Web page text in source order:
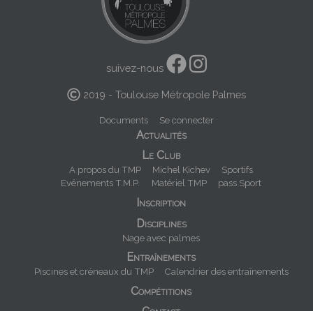
suivez-nous
2019 - Toulouse Métropole Palmes
Documents Se connecter
Actualités
Le Club
A propos du TMP Michel Kichev
Sportifs
Evénements T.M.P.
Matériel TMP pass Sport
Inscription
Disciplines
Nage avec palmes
Entraînements
Piscines et créneaux du TMP Calendrier des entraînements
Compétitions